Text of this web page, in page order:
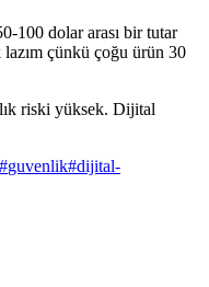
100 dolar arası bir tutar
lazım çünkü çoğu ürün 30
riski yüksek. Dijital
#guvenlik#dijital-